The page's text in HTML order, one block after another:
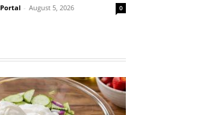
Portal - August 5, 2026 0